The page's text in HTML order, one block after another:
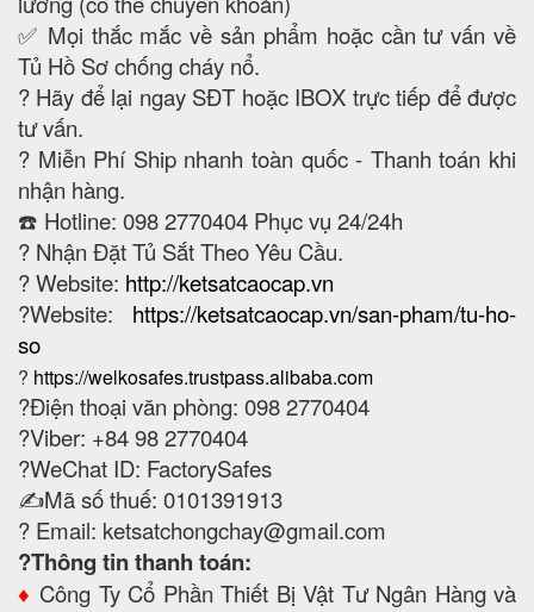
✅ Mọi thắc mắc về sản phẩm hoặc cần tư vấn về
Tủ Hồ Sơ chống cháy nổ.
? Hãy để lại ngay SĐT hoặc IBOX trực tiếp để được
tư vấn.
? Miễn Phí Ship nhanh toàn quốc - Thanh toán khi
nhận hàng.
☎️ Hotline: 098 2770404 Phục vụ 24/24h
? Nhận Đặt Tủ Sắt Theo Yêu Cầu.
? Website: http://ketsatcaocap.vn
?Website: https://ketsatcaocap.vn/san-pham/tu-ho-
so
? https://welkosafes.trustpass.alibaba.com
?Điện thoại văn phòng: 098 2770404
?Viber: +84 98 2770404
?WeChat ID: FactorySafes
✍️Mã số thuế: 0101391913
? Email: ketsatchongchay@gmail.com
?Thông tin thanh toán:
♦️ Công Ty Cổ Phần Thiết Bị Vật Tư Ngân Hàng và